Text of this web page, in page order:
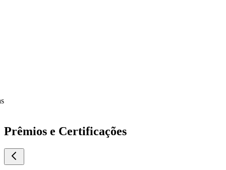
Prêmios e Certificações